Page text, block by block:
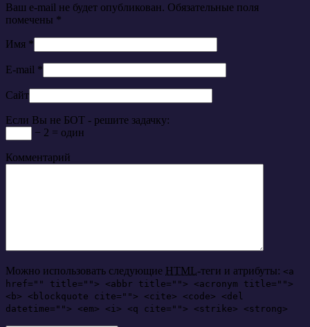
Ваш e-mail не будет опубликован. Обязательные поля
помечены *
Имя *
E-mail *
Сайт
Если Вы не БОТ - решите задачку:
− 2 = один
Комментарий
Можно использовать следующие HTML-теги и атрибуты: <a
href="" title=""> <abbr title=""> <acronym title="">
<b> <blockquote cite=""> <cite> <code> <del
datetime=""> <em> <i> <q cite=""> <strike> <strong>